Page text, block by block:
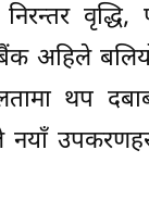
अहिले
थप
नयाँ